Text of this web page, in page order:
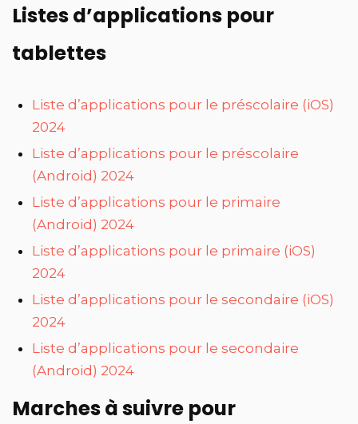
Listes d’applications pour
tablettes
Liste d’applications pour le préscolaire (iOS)
2024
Liste d’applications pour le préscolaire
(Android) 2024
Liste d’applications pour le primaire
(Android) 2024
Liste d’applications pour le primaire (iOS)
2024
Liste d’applications pour le secondaire (iOS)
2024
Liste d’applications pour le secondaire
(Android) 2024
Marches à suivre pour